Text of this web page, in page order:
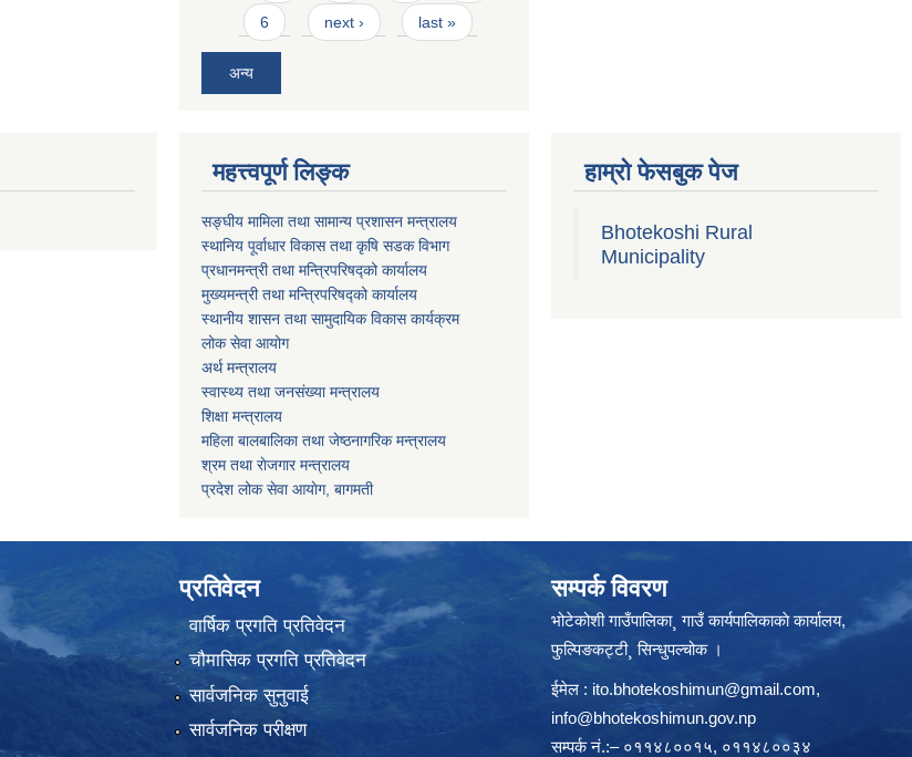
6 next › last »
अन्य
महत्त्वपूर्ण लिङ्क
सङ्घीय मामिला तथा सामान्य प्रशासन मन्त्रालय
स्थानिय पूर्वाधार विकास तथा कृषि सडक विभाग
प्रधानमन्त्री तथा मन्त्रिपरिषद्को कार्यालय
मुख्यमन्त्री तथा मन्त्रिपरिषद्को कार्यालय
स्थानीय शासन तथा सामुदायिक विकास कार्यक्रम
लोक सेवा आयोग
अर्थ मन्त्रालय
स्वास्थ्य तथा जनस‌ंख्या मन्त्रालय
शिक्षा मन्त्रालय
महिला बालबालिका तथा जेष्ठनागरिक मन्त्रालय
श्रम तथा राेजगार मन्त्रालय
प्रदेश लोक सेवा आयाेग, बागमती
हाम्रो फेसबुक पेज
Bhotekoshi Rural
Municipality
प्रतिवेदन
वार्षिक प्रगति प्रतिवेदन
चौमासिक प्रगति प्रतिवेदन
सार्वजनिक सुनुवाई
सार्वजनिक परीक्षण
सम्पर्क विवरण
भोटेकोशी गाउँपालिका¸ गाउँ कार्यपालिकाकाे कार्यालय,
फुल्पिङकट्टी¸ सिन्धुपल्चोक ।
ईमेल : ito.bhotekoshimun@gmail.com,
info@bhotekoshimun.gov.np
सम्पर्क नं.:– ०११४८००१५, ०११४८००३४